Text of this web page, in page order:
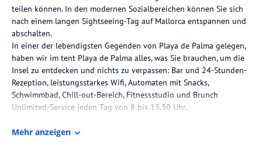
teilen können. In den modernen Sozialbereichen können Sie sich
nach einem langen Sightseeing-Tag auf Mallorca entspannen und
abschalten.
In einer der lebendigsten Gegenden von Playa de Palma gelegen,
haben wir im tent Playa de Palma alles, was Sie brauchen, um die
Insel zu entdecken und nichts zu verpassen: Bar und 24-Stunden-
Rezeption, leistungsstarkes Wifi, Automaten mit Snacks,
Schwimmbad, Chill-out-Bereich, Fitnessstudio und Brunch
Unlimited-Service jeden Tag von 8 bis 13.30 Uhr.
Die Lage des Hotels
Mehr anzeigen